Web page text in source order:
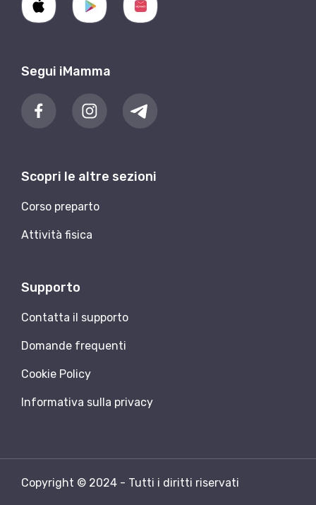
Segui iMamma
Scopri le altre sezioni
Corso preparto
Attività fisica
Supporto
Contatta il supporto
Domande frequenti
Cookie Policy
Informativa sulla privacy
Copyright © 2024 - Tutti i diritti riservati